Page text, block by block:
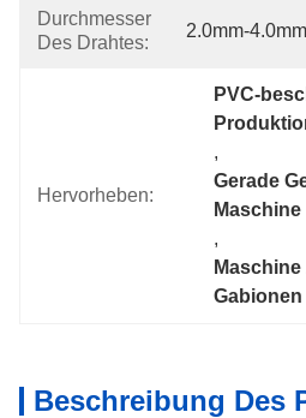
Durchmesser
Des Drahtes:
2.0mm-4.0mm
Hervorheben:
PVC-
,
Gerade
Maschine
,
Beschreibung Des